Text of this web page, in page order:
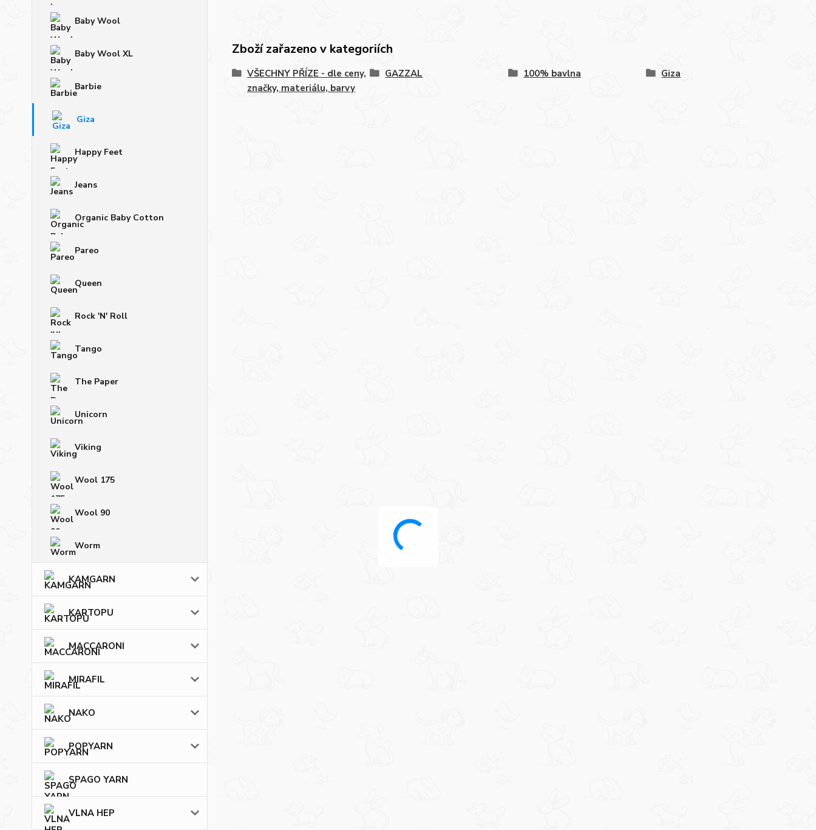
Baby Wool
Baby Wool XL
Barbie
Giza
Happy Feet
Jeans
Organic Baby Cotton
Pareo
Queen
Rock 'N' Roll
Tango
The Paper
Unicorn
Viking
Wool 175
Wool 90
Worm
KAMGARN
KARTOPU
MACCARONI
MIRAFIL
NAKO
POPYARN
SPAGO YARN
VLNA HEP
Zboží zařazeno v kategoriích
VŠECHNY PŘÍZE - dle ceny,
značky, materiálu, barvy
GAZZAL 100% bavlna Giza